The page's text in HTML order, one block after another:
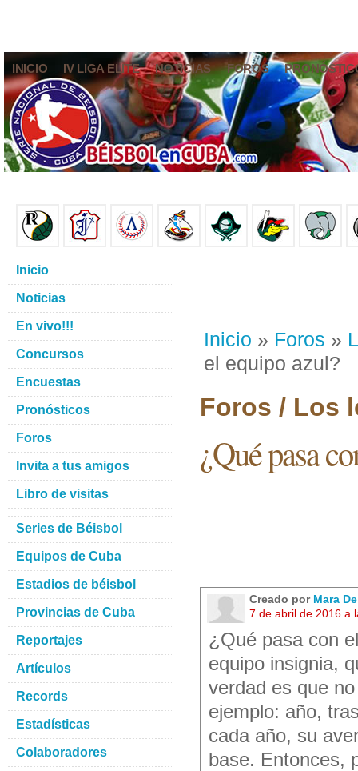
INICIO IV LIGA ELITE NOTICIAS FOROS
Inicio » Foros »
el equipo azul?
Foros / Los
¿Qué pasa
Creado por Mara
7 de abril de 2016 a
¿Qué pasa con
equipo insignia,
verdad es que
ejemplo: año,
cada año, su
base. Entonces,
Inicio
Noticias
En vivo!!!
Concursos
Encuestas
Pronósticos
Foros
Invita a tus amigos
Libro de visitas
Series de Béisbol
Equipos de Cuba
Estadios de béisbol
Provincias de Cuba
Reportajes
Artículos
Records
Estadísticas
Colaboradores